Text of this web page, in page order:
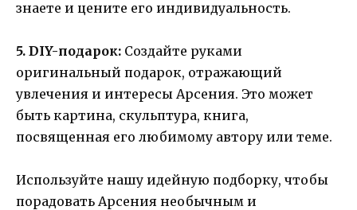
знаете и цените его индивидуальность.
5. DIY-подарок: Создайте руками
оригинальный подарок, отражающий
увлечения и интересы Арсения. Это может
быть картина, скульптура, книга,
посвященная его любимому автору или теме.
Используйте нашу идейную подборку, чтобы
порадовать Арсения необычным и